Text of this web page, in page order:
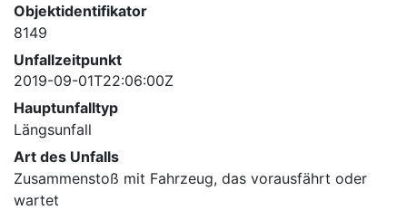
Objektidentifikator
8149
Unfallzeitpunkt
2019-09-01T22:06:00Z
Hauptunfalltyp
Längsunfall
Art des Unfalls
Zusammenstoß mit Fahrzeug, das vorausfährt oder
wartet